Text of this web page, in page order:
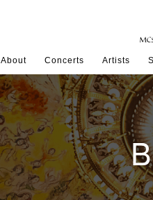
About Concerts Artists